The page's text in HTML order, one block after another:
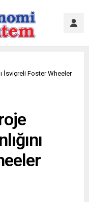
İsviçreli Foster Wheeler